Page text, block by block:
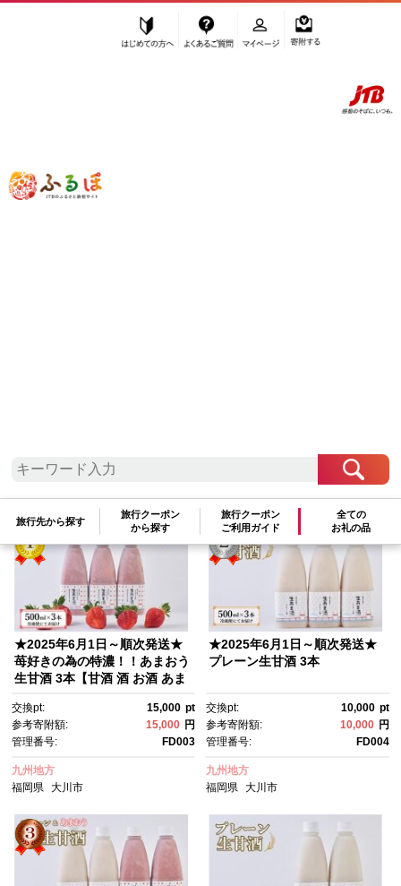
ふるぽ JTBのふるさと納税サイト
旅行先から探す
旅行クーポン
から探す
旅行クーポン
ご利用ガイド
全ての
お礼の品
「ふるさと納税」TOP
果汁飲料
その他果汁飲料
参考寄附額順|新着順|人気ランキング順
★2025年6月1日～順次発送★
苺好きの為の特濃！！あまおう
生甘酒 3本【甘酒 酒 お酒 あま
気 あまおう おすすめ 送料無
料 福岡県 大川市 FD003】
交換pt: 15,000 pt
参考寄附額:
15,000 円
管理番号:
FD003
九州地方
福岡県
大川市
★2025年6月1日～順次発送★
プレーン生甘酒 3本
交換pt: 10,000 pt
参考寄附額:
10,000 円
管理番号:
FD004
九州地方
福岡県 大川市